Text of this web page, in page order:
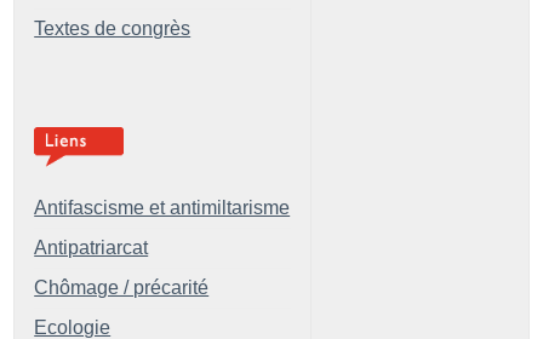
Textes de congrès
Antifascisme et antimiltarisme
Antipatriarcat
Chômage / précarité
Ecologie